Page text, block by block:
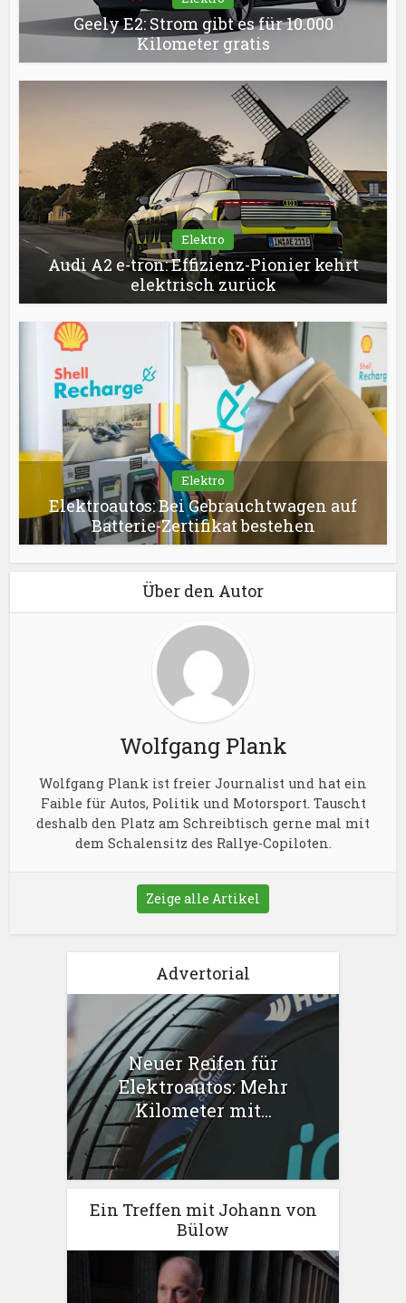
Geely E2: Strom gibt es für 10.000
Kilometer gratis
Elektro
Audi A2 e-tron: Effizienz-Pionier kehrt
elektrisch zurück
Elektro
Elektroautos: Bei Gebrauchtwagen auf
Batterie-Zertifikat bestehen
Über den Autor
Wolfgang Plank
Wolfgang Plank ist freier Journalist und hat ein
Faible für Autos, Politik und Motorsport. Tauscht
deshalb den Platz am Schreibtisch gerne mal mit
dem Schalensitz des Rallye-Copiloten.
Zeige alle Artikel
Advertorial
Neuer Reifen für
Elektroautos: Mehr
Kilometer mit...
Ein Treffen mit Johann von
Bülow